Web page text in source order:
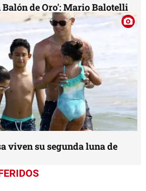
de Oro': Mario Balotelli
viven su segunda luna de